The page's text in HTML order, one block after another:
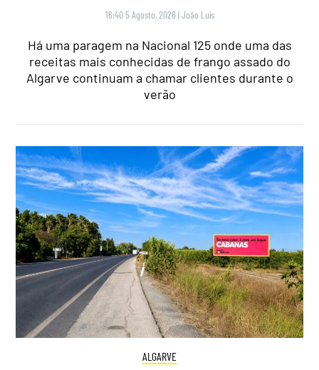
16:40 5 Agosto, 2026 |João Luís
Há uma paragem na Nacional 125 onde uma das
receitas mais conhecidas de frango assado do
Algarve continuam a chamar clientes durante o
verão
ALGARVE